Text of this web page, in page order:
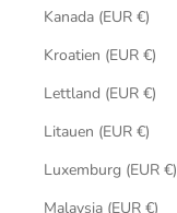
Kanada (EUR €)
Kroatien (EUR €)
Lettland (EUR €)
Litauen (EUR €)
Luxemburg (EUR €)
Malaysia (EUR €)